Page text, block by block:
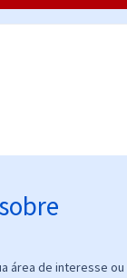
área de interesse ou